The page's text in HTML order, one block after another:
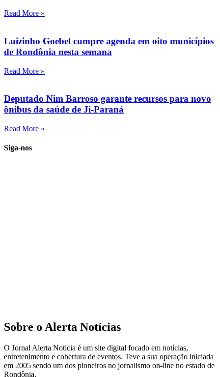
Read More »
Luizinho Goebel cumpre agenda em oito municípios
de Rondônia nesta semana
Read More »
Deputado Nim Barroso garante recursos para novo
ônibus da saúde de Ji-Paraná
Read More »
Siga-nos
Sobre o Alerta Notícias
O Jornal Alerta Noticia é um site digital focado em notícias,
entretenimento e cobertura de eventos. Teve a sua operação iniciada
em 2005 sendo um dos pioneiros no jornalismo on-line no estado de
Rondônia.